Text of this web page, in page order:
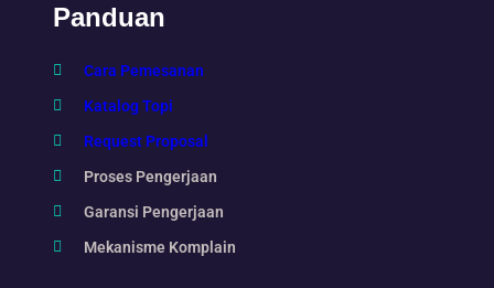
Panduan
Cara Pemesanan
Katalog Topi
Request Proposal
Proses Pengerjaan
Garansi Pengerjaan
Mekanisme Komplain